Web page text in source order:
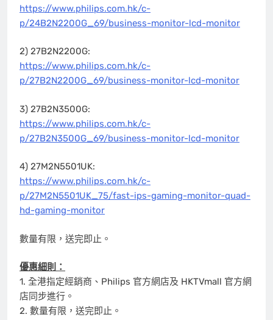
https://www.philips.com.hk/c-
p/24B2N2200G_69/business-monitor-lcd-monitor
2) 27B2N2200G:
https://www.philips.com.hk/c-
p/27B2N2200G_69/business-monitor-lcd-monitor
3) 27B2N3500G:
https://www.philips.com.hk/c-
p/27B2N3500G_69/business-monitor-lcd-monitor
4) 27M2N5501UK:
https://www.philips.com.hk/c-
p/27M2N5501UK_75/fast-ips-gaming-monitor-quad-
hd-gaming-monitor
數量有限，送完即止。
優惠細則：
1. 全港指定經銷商、Philips 官方網店及 HKTVmall 官方網
店同步進行。
2. 數量有限，送完即止。